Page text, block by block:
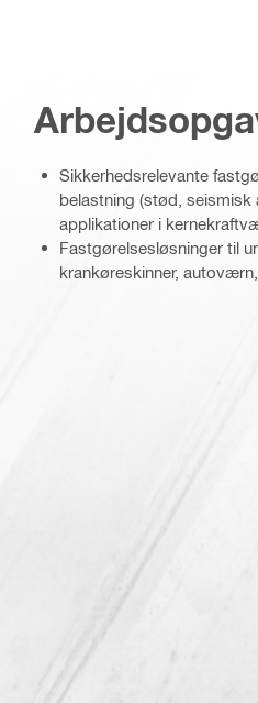
Sikkerhedsrelevante
belastning (stød,
applikationer i
Fastgørelsesløsninger til
krankøreskinner,